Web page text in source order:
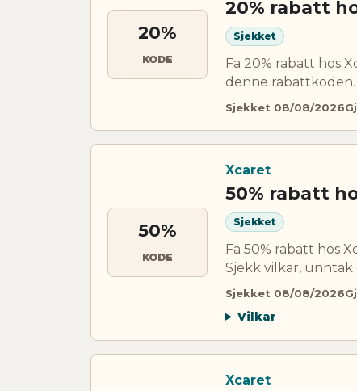
20%
KODE
20% rabatt
Sjekket
Fa 20% rabatt hos
denne
Sjekket 08/08/2026
50%
KODE
Xcaret
50% rabatt
Sjekket
Fa 50% rabatt hos
Sjekk vilkar,
Sjekket 08/08/2026
Vilkar
Xcaret